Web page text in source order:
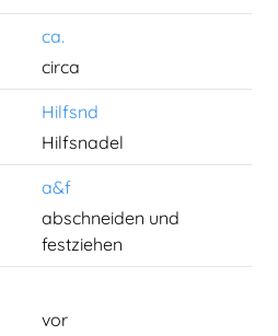
ca.
circa
Hilfsnd
Hilfsnadel
a&f
abschneiden und
festziehen
vor